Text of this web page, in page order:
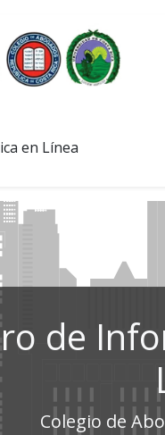
en Línea
de
Colegio de